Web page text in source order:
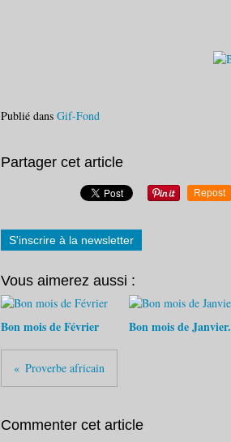
Publié dans Gif-Fond
Partager cet article
Repost
S'inscrire à la newsletter
Vous aimerez aussi :
Bon mois de Février
Bon mois de Janvier.
Proverbe africain
Commenter cet article